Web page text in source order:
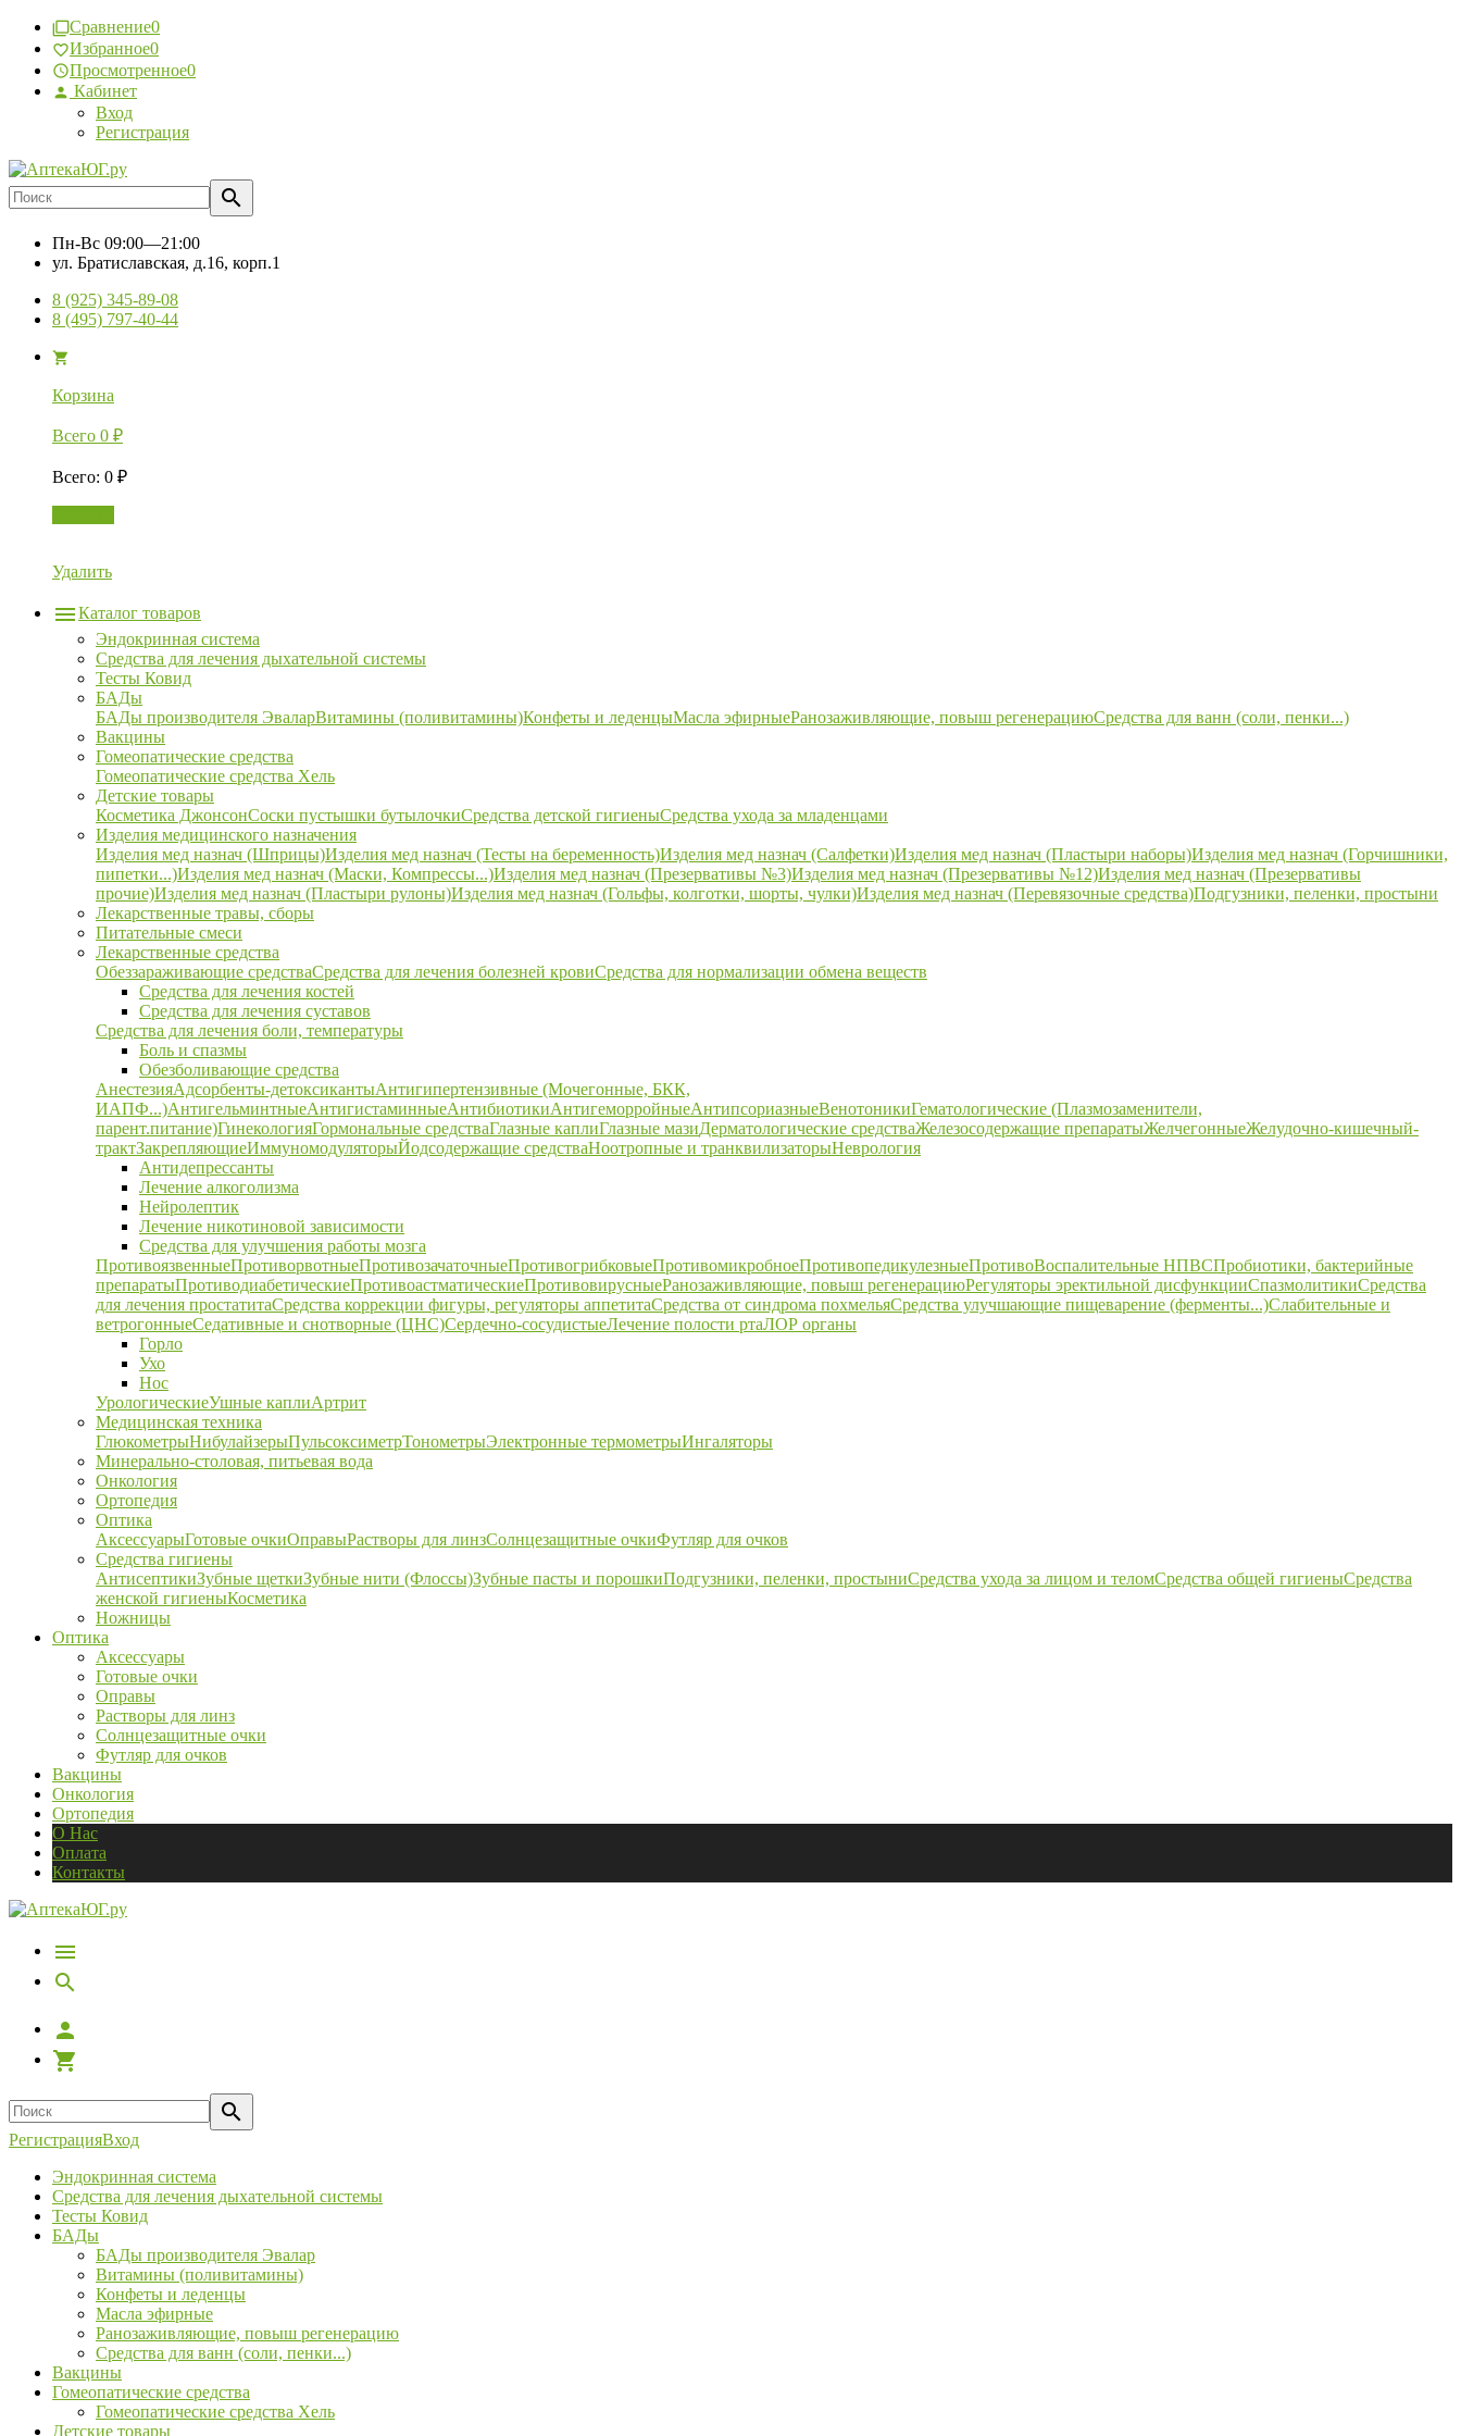
Сравнение0
Избранное0
Просмотренное0
Кабинет
Вход
Регистрация
Пн-Вс 09:00—21:00
ул. Братиславская, д.16, корп.1
8 (925) 345-89-08
8 (495) 797-40-44
Корзина
Всего 0 ₽
Всего: 0 ₽
Удалить
Каталог товаров
Эндокринная система
Средства для лечения дыхательной системы
Тесты Ковид
БАДы
БАДы производителя ЭваларВитамины (поливитамины)Конфеты и леденцыМасла эфирныеРанозаживляющие, повыш регенерациюСредства для ванн (соли, пенки...)
Вакцины
Гомеопатические средства
Гомеопатические средства Хель
Детские товары
Косметика ДжонсонСоски пустышки бутылочкиСредства детской гигиеныСредства ухода за младенцами
Изделия медицинского назначения
Изделия мед назнач (Шприцы)Изделия мед назнач (Тесты на беременность)Изделия мед назнач (Салфетки)Изделия мед назнач (Пластыри наборы)Изделия мед назнач (Горчишники,
пипетки...)Изделия мед назнач (Маски, Компрессы...)Изделия мед назнач (Презервативы №3)Изделия мед назнач (Презервативы №12)Изделия мед назнач (Презервативы
прочие)Изделия мед назнач (Пластыри рулоны)Изделия мед назнач (Гольфы, колготки, шорты, чулки)Изделия мед назнач (Перевязочные средства)Подгузники, пеленки, простыни
Лекарственные травы, сборы
Питательные смеси
Лекарственные средства
Обеззараживающие средстваСредства для лечения болезней кровиСредства для нормализации обмена веществ
Средства для лечения костей
Средства для лечения суставов
Средства для лечения боли, температуры
Боль и спазмы
Обезболивающие средства
АнестезияАдсорбенты-детоксикантыАнтигипертензивные (Мочегонные, БКК,
ИАПФ...)АнтигельминтныеАнтигистаминныеАнтибиотикиАнтигеморройныеАнтипсориазныеВенотоникиГематологические (Плазмозаменители,
парент.питание)ГинекологияГормональные средстваГлазные каплиГлазные мазиДерматологические средстваЖелезосодержащие препаратыЖелчегонныеЖелудочно-кишечный-
трактЗакрепляющиеИммуномодуляторыЙодсодержащие средстваНоотропные и транквилизаторыНеврология
Антидепрессанты
Лечение алкоголизма
Нейролептик
Лечение никотиновой зависимости
Средства для улучшения работы мозга
ПротивоязвенныеПротиворвотныеПротивозачаточныеПротивогрибковыеПротивомикробноеПротивопедикулезныеПротивоВоспалительные НПВСПробиотики, бактерийные
препаратыПротиводиабетическиеПротивоастматическиеПротивовирусныеРанозаживляющие, повыш регенерациюРегуляторы эректильной дисфункцииСпазмолитикиСредства
для лечения простатитаСредства коррекции фигуры, регуляторы аппетитаСредства от синдрома похмельяСредства улучшающие пищеварение (ферменты...)Слабительные и
ветрогонныеСедативные и снотворные (ЦНС)Сердечно-сосудистыеЛечение полости ртаЛОР органы
Горло
Ухо
Нос
УрологическиеУшные каплиАртрит
Медицинская техника
ГлюкометрыНибулайзерыПульсоксиметрТонометрыЭлектронные термометрыИнгаляторы
Минерально-столовая, питьевая вода
Онкология
Ортопедия
Оптика
АксессуарыГотовые очкиОправыРастворы для линзСолнцезащитные очкиФутляр для очков
Средства гигиены
АнтисептикиЗубные щеткиЗубные нити (Флоссы)Зубные пасты и порошкиПодгузники, пеленки, простыниСредства ухода за лицом и теломСредства общей гигиеныСредства
женской гигиеныКосметика
Ножницы
Оптика
Аксессуары
Готовые очки
Оправы
Растворы для линз
Солнцезащитные очки
Футляр для очков
Вакцины
Онкология
Ортопедия
О Нас
Оплата
Контакты
РегистрацияВход
Эндокринная система
Средства для лечения дыхательной системы
Тесты Ковид
БАДы
БАДы производителя Эвалар
Витамины (поливитамины)
Конфеты и леденцы
Масла эфирные
Ранозаживляющие, повыш регенерацию
Средства для ванн (соли, пенки...)
Вакцины
Гомеопатические средства
Гомеопатические средства Хель
Детские товары